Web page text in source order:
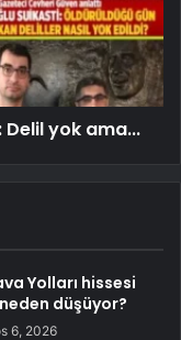
yok ama...
Yolları hissesi
düşüyor?
6, 2026